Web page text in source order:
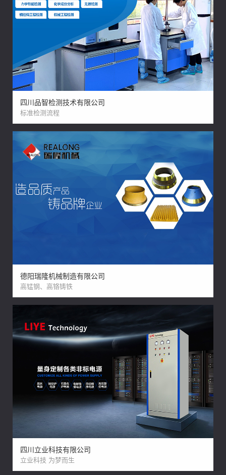
四川品智检测技术有限公司
标准检测流程
德阳瑞隆机械制造有限公司
高锰钢、高铬铸铁
四川立业科技有限公司
立业科技 为梦而生